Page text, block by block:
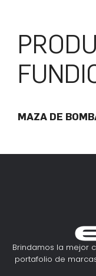
MAZA DE
Brindamos la mejor
portafolio de